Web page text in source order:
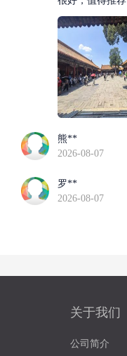
熊**
2026-08-07
罗**
2026-08-07
关于我们
公司简介